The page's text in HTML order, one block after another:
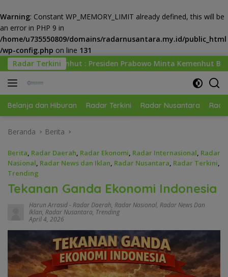
Warning: Constant WP_MEMORY_LIMIT already defined, this will be
an error in PHP 9 in
/home/u735550809/domains/radarnusantara.my.id/public_html
/wp-config.php on line 131
Langsung
ke
konten
Radar Terkini
Prabowo Minta Kemenhut Bangun Tata Kelola
Belanja dan Hiburan Radar Terkini Radar Nusantara
Beranda Berita
Berita, Radar Daerah, Radar Ekonomi, Radar Internasional, Radar
Nasional, Radar News dan Iklan, Radar Nusantara, Radar Terkini,
Trending
Tekanan Ganda Ekonomi Indonesia
Harun Arrasid- Radar Daerah, Radar Nasional, Radar News Dan
Iklan, Radar Nusantara, Trending
April 4, 2026